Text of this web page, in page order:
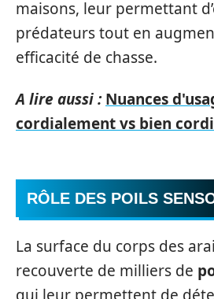
maisons, leur permettant
prédateurs tout en
efficacité de chasse.
A lire aussi : Nuances
cordialement vs bien
RÔLE DES POILS
La surface du corps des
recouverte de milliers de